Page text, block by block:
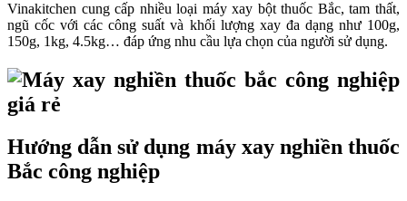
Vinakitchen cung cấp nhiều loại máy xay bột thuốc Bắc, tam thất,
ngũ cốc với các công suất và khối lượng xay đa dạng như 100g,
150g, 1kg, 4.5kg… đáp ứng nhu cầu lựa chọn của người sử dụng.
Hướng dẫn sử dụng máy xay nghiền thuốc
Bắc công nghiệp